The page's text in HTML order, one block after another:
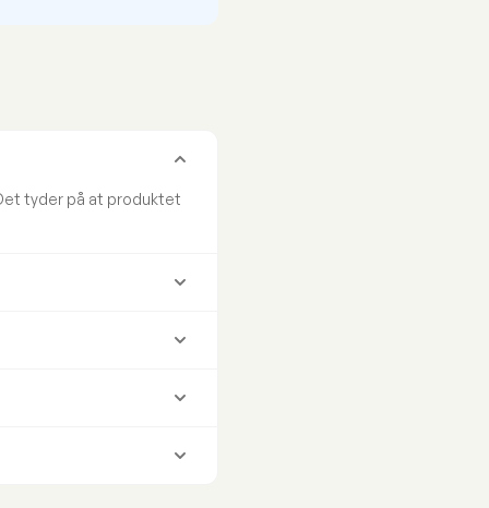
tyder på at produktet